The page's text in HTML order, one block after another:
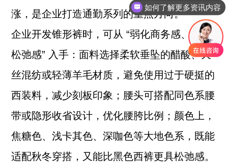
涨，是企业打造通勤系列的重点方向。
企业开发锥形裤时，可从 “弱化商务感、强化
松弛感” 入手：面料选择柔软垂坠的醋酸、天
丝混纺或轻薄羊毛材质，避免使用过于硬挺的
西装料，减少刻板印象；腰头可搭配同色系腰
带或隐形收省设计，优化腰胯比例；颜色上，
焦糖色、浅卡其色、深咖色等大地色系，既能
适配秋冬穿搭，又能比黑色西裤更具松弛感。
如何了解更多资讯内容